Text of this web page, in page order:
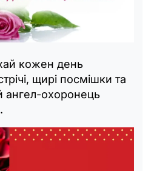
кожен день
щирі посмішки та
ангел-охоронець